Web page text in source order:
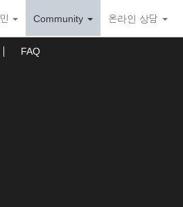
Community 온라인 상담
FAQ